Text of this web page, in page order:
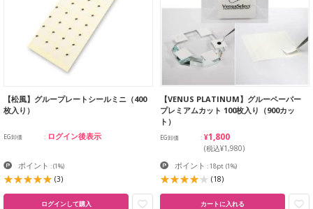
【松風】グループレートシールミニ（400
枚入り）
EG卸価 ログイン後表示
ポイント :(1%)
(3)
ログインして購入
【VENUS PLATINUM】グルーペーパー
プレミアムカット 100枚入り（900カッ
ト）
EG卸価 ¥1,800
(税込¥1,980)
ポイント : 18pt (1%)
(18)
カートに入れる